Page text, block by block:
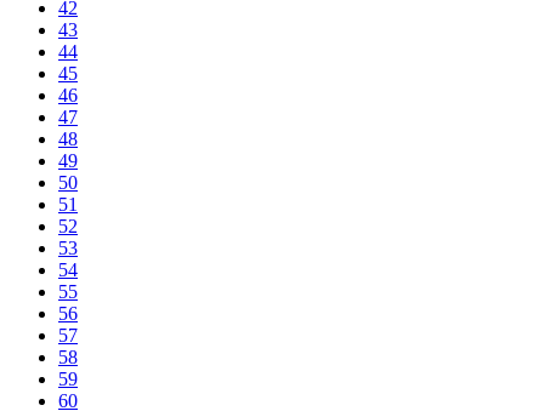
42
43
44
45
46
47
48
49
50
51
52
53
54
55
56
57
58
59
60